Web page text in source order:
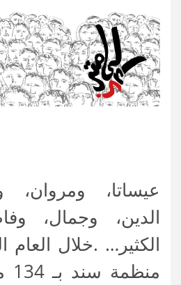
عيساتا،
الدين، وجمال،
الكثير… .خلال